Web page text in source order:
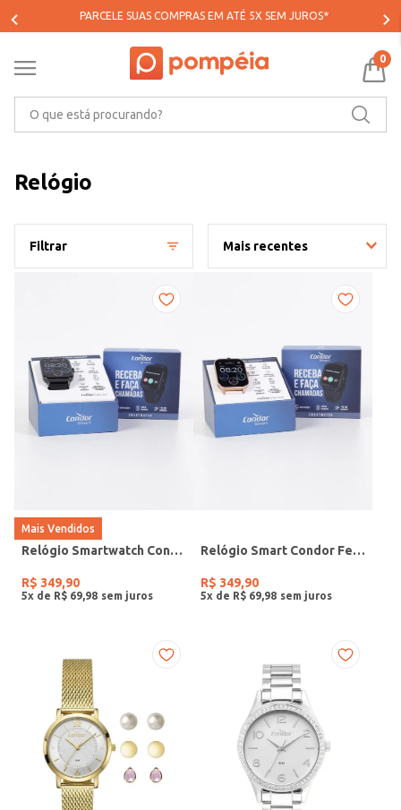
PARCELE SUAS COMPRAS EM ATÉ 5X SEM JUROS*
0
Relógio
Filtrar Mais recentes
Mais Vendidos
Relógio Smartwatch Condor PRETO
R$ 349,90
5x de R$ 69 98
Relógio Smart Condor Feminino ROSE
R$ 349,90
5x de R$ 69 98